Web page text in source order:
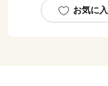
「MIYAKO BLUE」と呼ば
宮古島市には南国ならで
お気に